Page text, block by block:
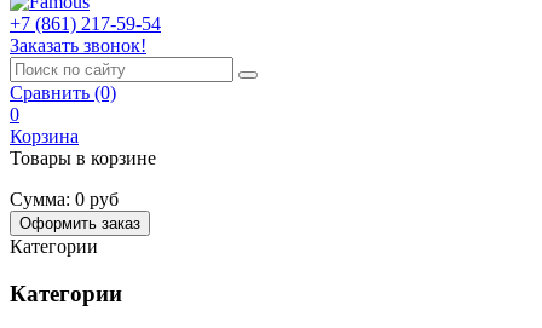
+7 (861) 217-59-54
Заказать звонок!
Сравнить (0)
0
Корзина
Товары в корзине
Сумма: 0 руб
Оформить заказ
Категории
Категории